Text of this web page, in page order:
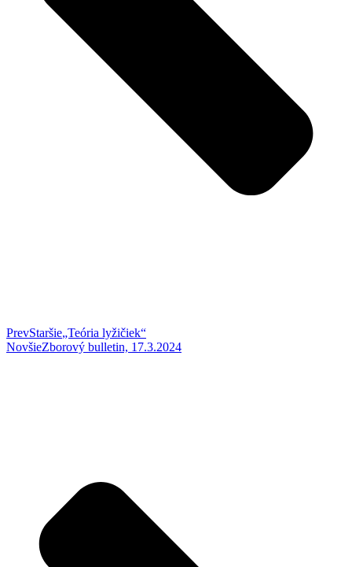
PrevStaršie„Teória lyžičiek“
NovšieZborový bulletin, 17.3.2024